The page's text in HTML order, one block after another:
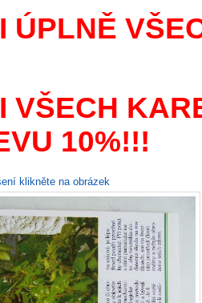
ÚPLNĚ
VŠECH
10%!!!
klikněte na obrázek